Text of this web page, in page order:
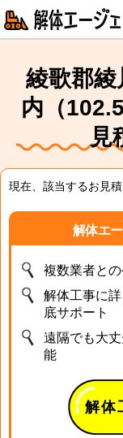
綾歌郡綾
内（
見
現在、該当するお見
解体エ
複数業者と
解体工事に
底サポート
遠隔でも大
能
解体